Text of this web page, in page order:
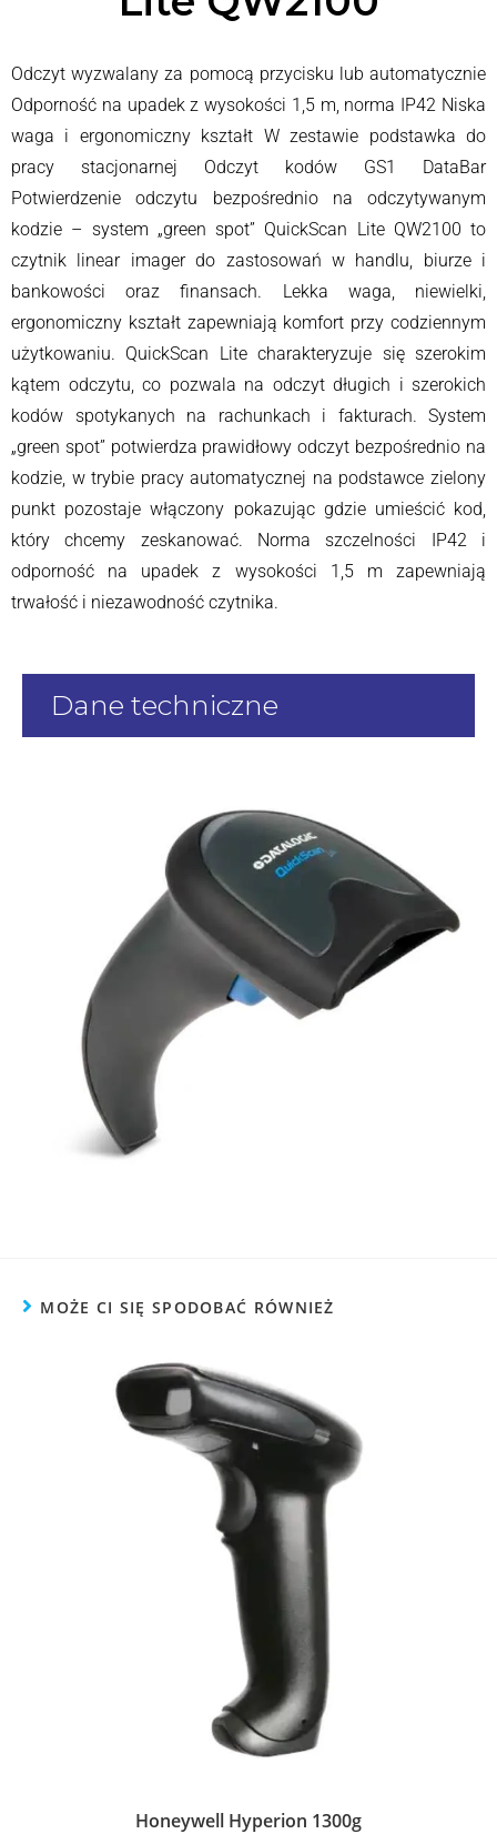
Odczyt wyzwalany za pomocą przycisku lub automatycznie
Odporność na upadek z wysokości 1,5 m, norma IP42 Niska
waga i ergonomiczny kształt W zestawie podstawka do
pracy stacjonarnej Odczyt kodów GS1 DataBar
Potwierdzenie odczytu bezpośrednio na odczytywanym
kodzie – system „green spot” QuickScan Lite QW2100 to
czytnik linear imager do zastosowań w handlu, biurze i
bankowości oraz finansach. Lekka waga, niewielki,
ergonomiczny kształt zapewniają komfort przy codziennym
użytkowaniu. QuickScan Lite charakteryzuje się szerokim
kątem odczytu, co pozwala na odczyt długich i szerokich
kodów spotykanych na rachunkach i fakturach. System
„green spot” potwierdza prawidłowy odczyt bezpośrednio na
kodzie, w trybie pracy automatycznej na podstawce zielony
punkt pozostaje włączony pokazując gdzie umieścić kod,
który chcemy zeskanować. Norma szczelności IP42 i
odporność na upadek z wysokości 1,5 m zapewniają
trwałość i niezawodność czytnika.
Dane techniczne
MOŻE CI SIĘ SPODOBAĆ RÓWNIEŻ
Honeywell Hyperion 1300g